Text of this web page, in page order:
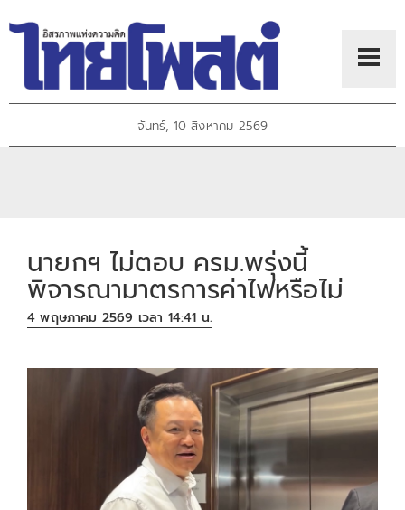
จันทร์, 10 สิงหาคม 2569
นายกฯ ไม่ตอบ ครม.พรุ่งนี้
พิจารณามาตรการค่าไฟหรือไม่
4 พฤษภาคม 2569 เวลา 14:41 น.